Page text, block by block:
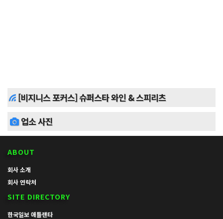
[비지니스 포커스] 슈퍼스타 와인 & 스피리츠
업소 사진
ABOUT
회사 소개
회사 연락처
SITE DIRECTORY
한국일보 애틀랜타